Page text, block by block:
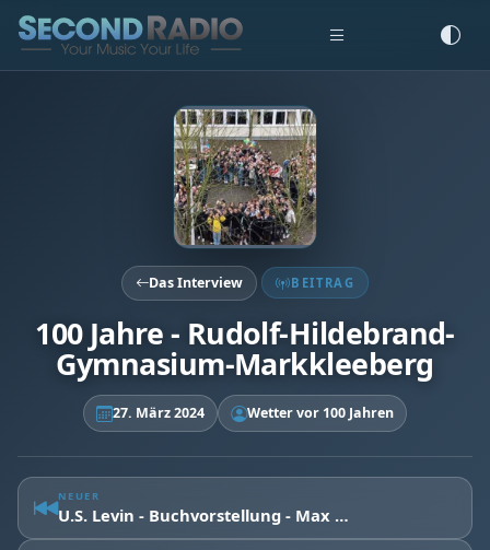
Das Interview BEITRAG
100 Jahre - Rudolf-Hildebrand-
Gymnasium-Markkleeberg
27. März 2024 Wetter vor 100 Jahren
NEUER
U.S. Levin - Buchvorstellung - Max und die unbesiegbare Superelf